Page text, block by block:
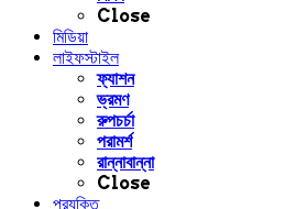
Close
মিডিয়া
লাইফস্টাইল
ফ্যাশন
ভ্রমণ
রুপচর্চা
পরামর্শ
রান্নাবান্না
Close
প্রযুক্তি